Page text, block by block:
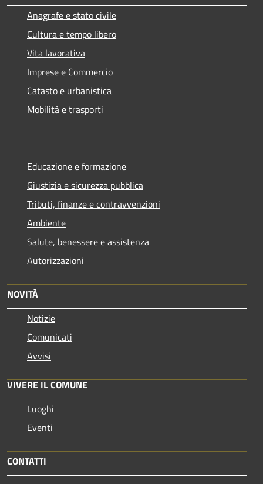
Anagrafe e stato civile
Cultura e tempo libero
Vita lavorativa
Imprese e Commercio
Catasto e urbanistica
Mobilità e trasporti
Educazione e formazione
Giustizia e sicurezza pubblica
Tributi, finanze e contravvenzioni
Ambiente
Salute, benessere e assistenza
Autorizzazioni
NOVITÀ
Notizie
Comunicati
Avvisi
VIVERE IL COMUNE
Luoghi
Eventi
CONTATTI